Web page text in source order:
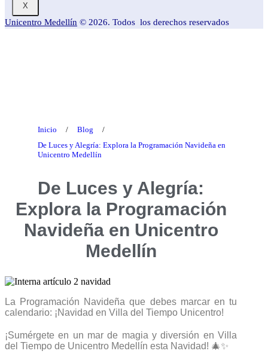
X
Unicentro Medellín © 2026. Todos los derechos reservados
Inicio / Blog
/
De Luces y Alegría: Explora la Programación Navideña en
Unicentro Medellín
De Luces y Alegría:
Explora la Programación
Navideña en Unicentro
Medellín
La Programación Navideña que debes marcar en tu
calendario: ¡Navidad en Villa del Tiempo Unicentro!
¡Sumérgete en un mar de magia y diversión en Villa
del Tiempo de Unicentro Medellín esta Navidad! 🎄✨